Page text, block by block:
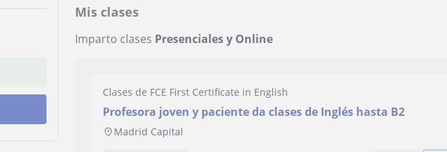
Mis clases
Imparto clases Presenciales y Online
Clases de FCE First Certificate in English
Profesora joven y paciente da clases de Inglés hasta B2
Madrid Capital